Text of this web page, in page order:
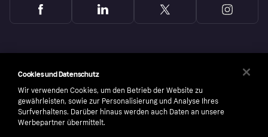
Cookies und Datenschutz
Wir verwenden Cookies, um den Betrieb der Website zu
gewährleisten, sowie zur Personalisierung und Analyse Ihres
Surfverhaltens. Darüber hinaus werden auch Daten an unsere
Werbepartner übermittelt.